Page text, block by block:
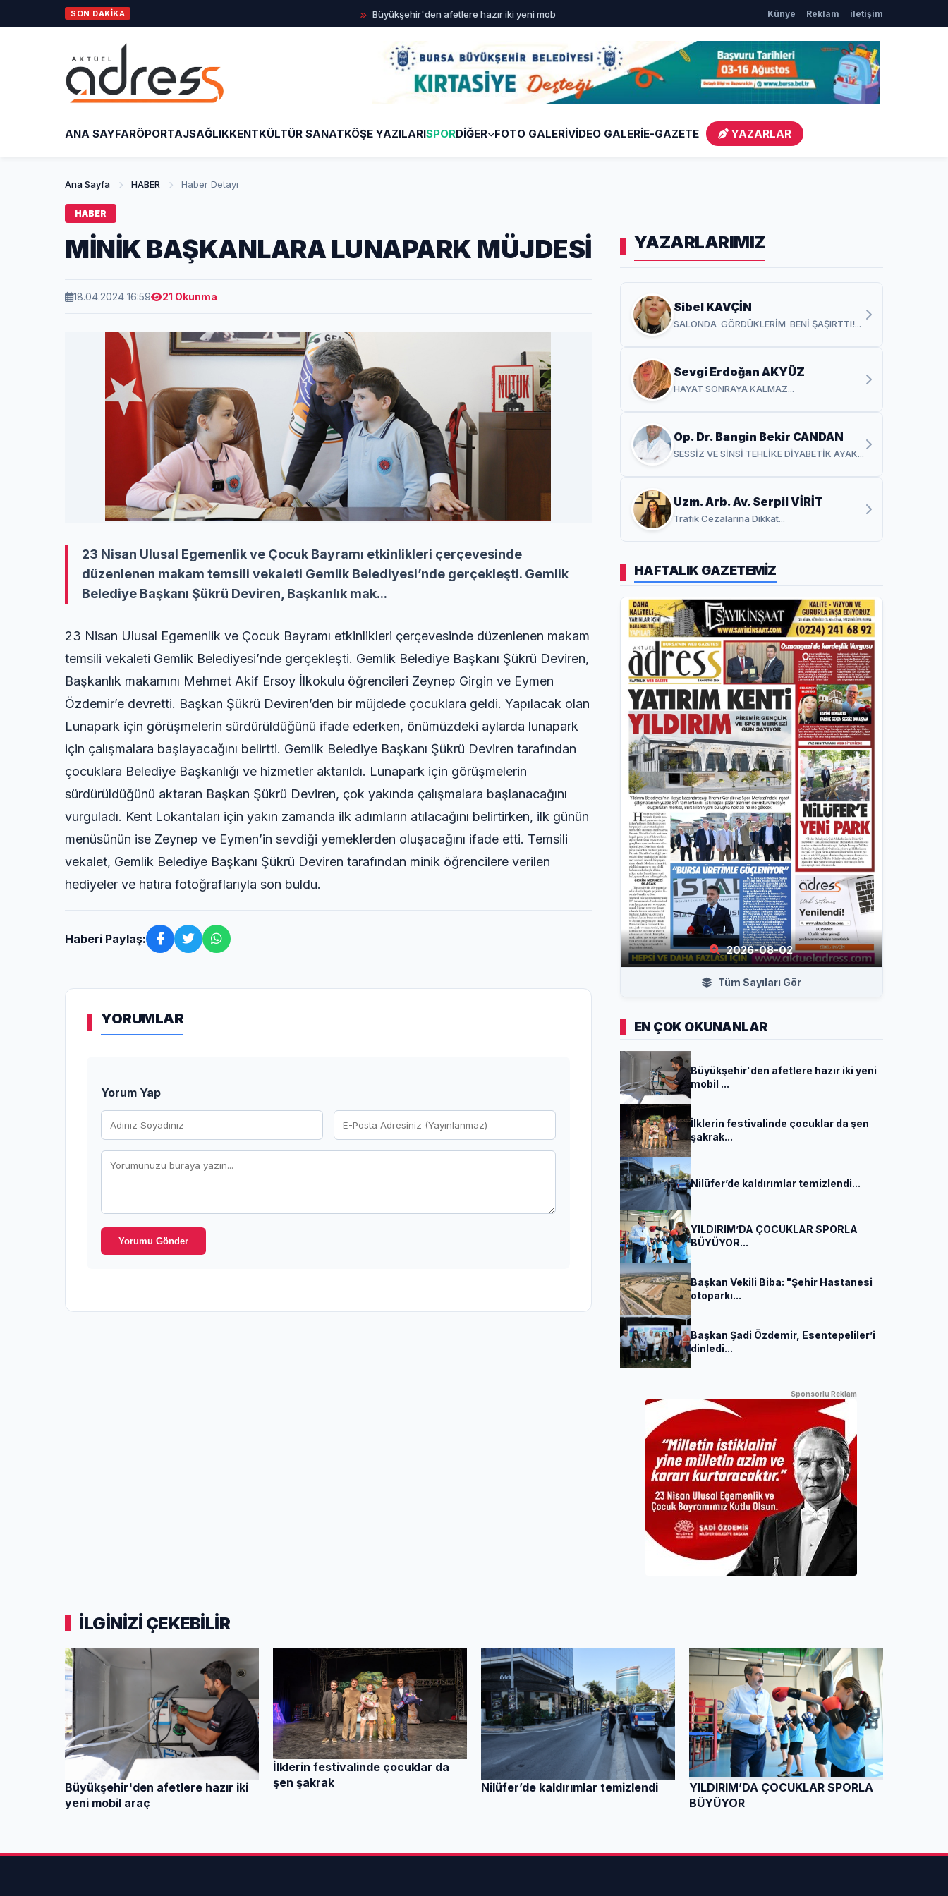
SON DAKİKA Büyükşehir'den afetlere hazır iki yeni mobil araç İlklerin festivalinde çocuklar da şen şakrak Nilüfer’de kaldırımlar
Künye Reklam iletişim
ANA SAYFARÖPORTAJSAĞLIKKENTKÜLTÜR SANATKÖŞE YAZILARISPORDİĞER FOTO GALERİVİDEO GALERİE-GAZETE YAZARLAR
Ana Sayfa HABER Haber Detayı
HABER
MİNİK BAŞKANLARA LUNAPARK MÜJDESİ
18.04.2024 16:59 21 Okunma
23 Nisan Ulusal Egemenlik ve Çocuk Bayramı etkinlikleri çerçevesinde
düzenlenen makam temsili vekaleti Gemlik Belediyesi’nde gerçekleşti. Gemlik
Belediye Başkanı Şükrü Deviren, Başkanlık mak...
23 Nisan Ulusal Egemenlik ve Çocuk Bayramı etkinlikleri çerçevesinde düzenlenen makam
temsili vekaleti Gemlik Belediyesi’nde gerçekleşti. Gemlik Belediye Başkanı Şükrü Deviren,
Başkanlık makamını Mehmet Akif Ersoy İlkokulu öğrencileri Zeynep Girgin ve Eymen
Özdemir’e devretti. Başkan Şükrü Deviren’den bir müjdede çocuklara geldi. Yapılacak olan
Lunapark için görüşmelerin sürdürüldüğünü ifade ederken, önümüzdeki aylarda lunapark
için çalışmalara başlayacağını belirtti. Gemlik Belediye Başkanı Şükrü Deviren tarafından
çocuklara Belediye Başkanlığı ve hizmetler aktarıldı. Lunapark için görüşmelerin
sürdürüldüğünü aktaran Başkan Şükrü Deviren, çok yakında çalışmalara başlanacağını
vurguladı. Kent Lokantaları için yakın zamanda ilk adımların atılacağını belirtirken, ilk günün
menüsünün ise Zeynep ve Eymen’in sevdiği yemeklerden oluşacağını ifade etti. Temsili
vekalet, Gemlik Belediye Başkanı Şükrü Deviren tarafından minik öğrencilere verilen
hediyeler ve hatıra fotoğraflarıyla son buldu.
Haberi Paylaş:
YORUMLAR
Yorum Yap
Yorumu Gönder
YAZARLARIMIZ
Sibel KAVÇİN
SALONDA GÖRDÜKLERİM BENİ ŞAŞIRTTI!...
Sevgi Erdoğan AKYÜZ
HAYAT SONRAYA KALMAZ...
Op. Dr. Bangin Bekir CANDAN
SESSİZ VE SİNSİ TEHLİKE DİYABETİK AYAK...
Uzm. Arb. Av. Serpil VİRİT
Trafik Cezalarına Dikkat...
HAFTALIK GAZETEMİZ
2026-08-02
Tüm Sayıları Gör
EN ÇOK OKUNANLAR
Büyükşehir'den afetlere hazır iki yeni
mobil ...
İlklerin festivalinde çocuklar da şen
şakrak...
Nilüfer’de kaldırımlar temizlendi...
YILDIRIM’DA ÇOCUKLAR SPORLA
BÜYÜYOR...
Başkan Vekili Biba: "Şehir Hastanesi
otoparkı...
Başkan Şadi Özdemir, Esentepeliler’i
dinledi...
Sponsorlu Reklam
İLGİNİZİ ÇEKEBİLİR
Büyükşehir'den afetlere hazır iki
yeni mobil araç
İlklerin festivalinde çocuklar da
şen şakrak
Nilüfer’de kaldırımlar temizlendi
YILDIRIM’DA ÇOCUKLAR SPORLA
BÜYÜYOR